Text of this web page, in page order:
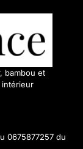
bambou et
intérieur
0675877257 du